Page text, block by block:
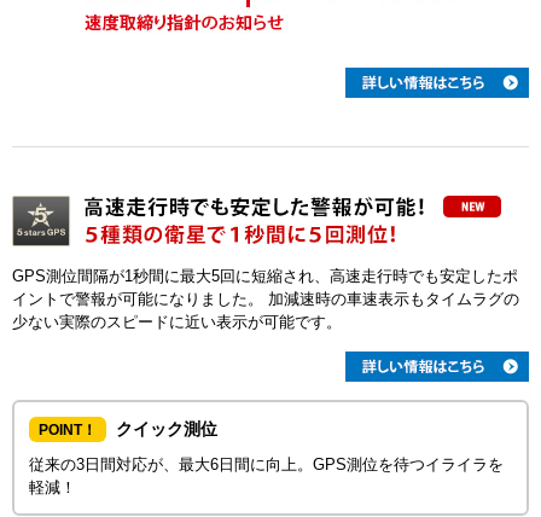
GPS測位間隔が1秒間に最大5回に短縮され、高速走行時でも安定したポ
イントで警報が可能になりました。 加減速時の車速表示もタイムラグの
少ない実際のスピードに近い表示が可能です。
POINT！ クイック測位
従来の3日間対応が、最大6日間に向上。GPS測位を待つイライラを
軽減！